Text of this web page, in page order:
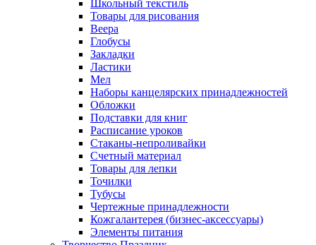
Школьный текстиль
Товары для рисования
Веера
Глобусы
Закладки
Ластики
Мел
Наборы канцелярских принадлежностей
Обложки
Подставки для книг
Расписание уроков
Стаканы-непроливайки
Счетный материал
Товары для лепки
Точилки
Тубусы
Чертежные принадлежности
Кожгалантерея (бизнес-аксессуары)
Элементы питания